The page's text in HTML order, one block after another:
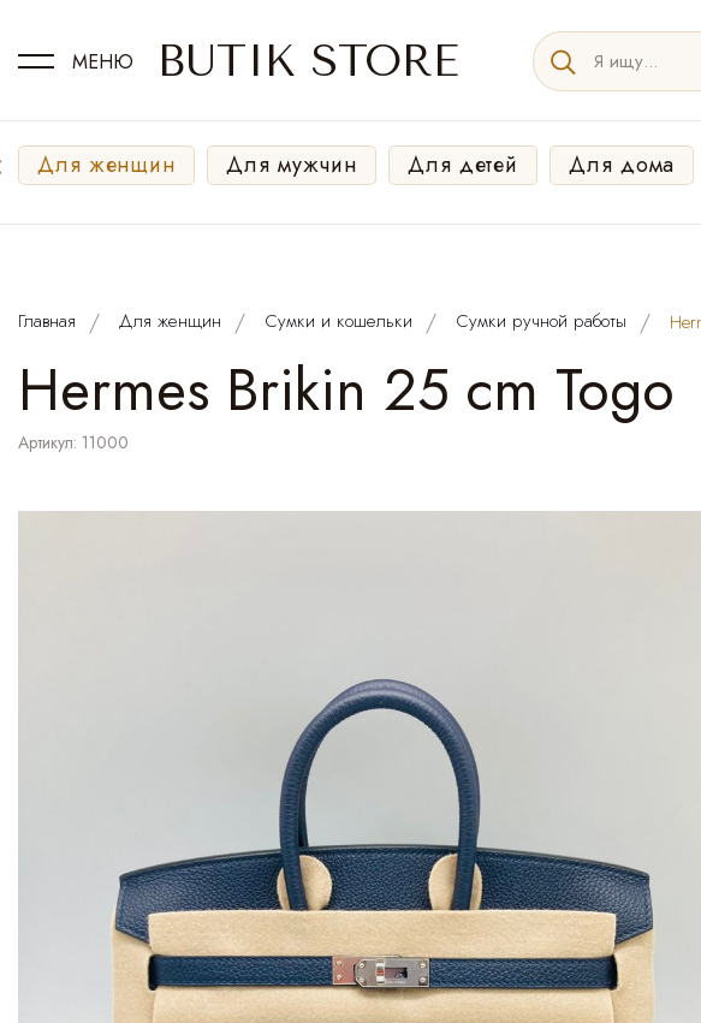
МЕНЮ BUTIK STORE
Для женщин Для мужчин Для детей Для дома
Главная Для женщин Сумки и кошельки Сумки ручной работы
Hermes Brikin 25 cm Togo
Артикул: 11000